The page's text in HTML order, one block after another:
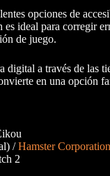
opciones de
ideal para corregir
de juego.
a través de las
en una opción
/Hamster Corporation
2